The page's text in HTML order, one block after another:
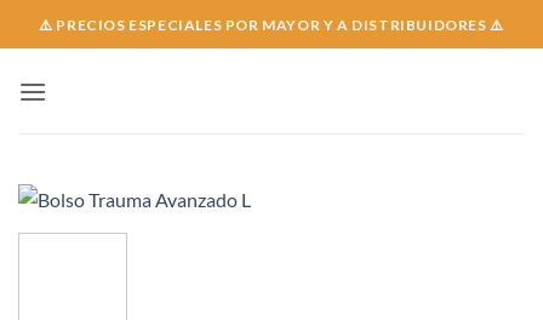
to
⚠️ PRECIOS ESPECIALES POR MAYOR Y A DISTRIBUIDORES ⚠️